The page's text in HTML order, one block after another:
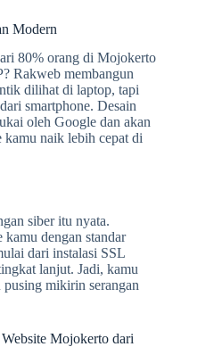
Modern
80% orang di Mojokerto
Rakweb membangun
dilihat di laptop, tapi
smartphone. Desain
oleh Google dan akan
kamu naik lebih cepat di
siber itu nyata.
dengan standar
dari instalasi SSL
lanjut. Jadi, kamu
mikirin serangan
Mojokerto dari